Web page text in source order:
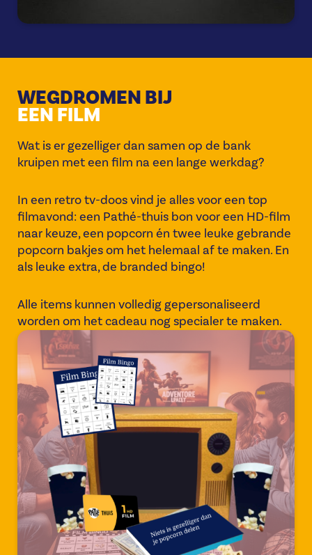
WEGDROMEN BIJ
EEN FILM
Wat is er gezelliger dan samen op de bank
kruipen met een film na een lange werkdag?
In een retro tv-doos vind je alles voor een top
filmavond: een Pathé-thuis bon voor een HD-film
naar keuze, een popcorn én twee leuke gebrande
popcorn bakjes om het helemaal af te maken. En
als leuke extra, de branded bingo!
Alle items kunnen volledig gepersonaliseerd
worden om het cadeau nog specialer te maken.